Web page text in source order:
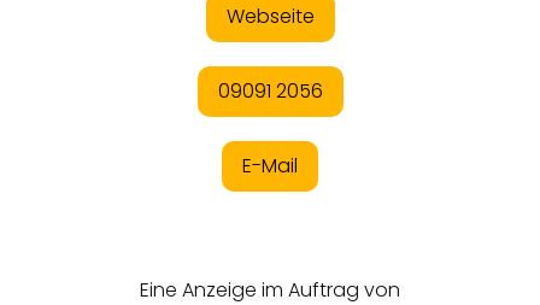
Webseite
09091 2056
E-Mail
Eine Anzeige im Auftrag von